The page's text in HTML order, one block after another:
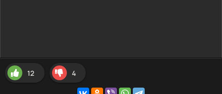
12 4